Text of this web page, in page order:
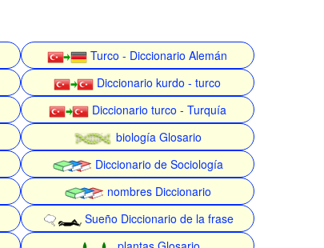
Turco - Diccionario Alemán
Diccionario kurdo - turco
Diccionario turco - Turquía
biología Glosario
Diccionario de Sociología
nombres Diccionario
Sueño Diccionario de la frase